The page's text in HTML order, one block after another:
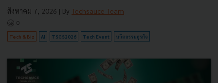
สิงหาคม 7, 2026 | By Techsauce Team
0
Tech & Biz AI TSGS2026 Tech Event นวัตกรรมธุรกิจ